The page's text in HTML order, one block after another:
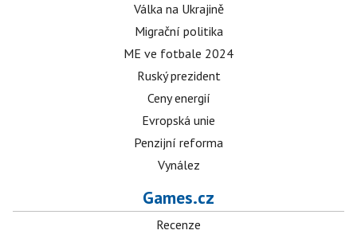
Válka na Ukrajině
Migrační politika
ME ve fotbale 2024
Ruský prezident
Ceny energií
Evropská unie
Penzijní reforma
Vynález
Games.cz
Recenze